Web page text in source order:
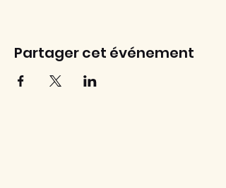
Partager cet événement